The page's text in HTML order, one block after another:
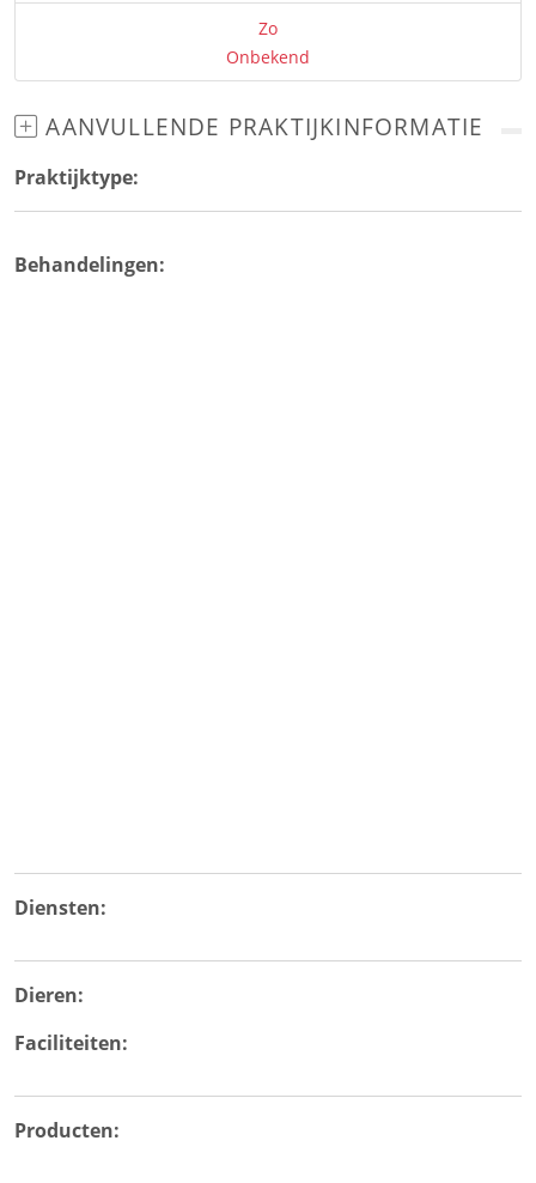
Zo
Onbekend
AANVULLENDE PRAKTIJKINFORMATIE
Praktijktype:
Behandelingen:
Diensten:
Dieren:
Faciliteiten:
Producten: